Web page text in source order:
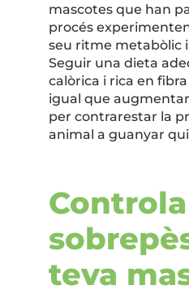
mascotes que han
procés
seu ritme metabòlic
Seguir una dieta
calòrica i rica en
igual que
per contrarestar la
animal a guanyar
teva